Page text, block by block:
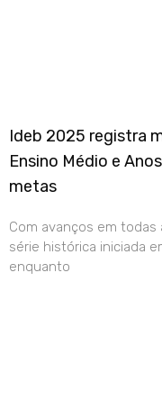
Ideb 2025 registra
Ensino Médio e
metas
Com avanços em todas
série histórica iniciada
enquanto